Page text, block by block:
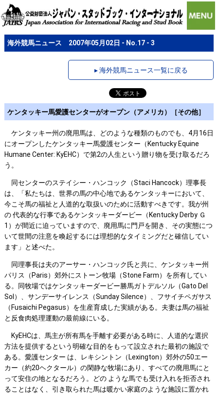
海外競馬ニュース 2007年05月02日 - No.17 - 3
▸ 海外競馬ニュース一覧に戻る
ケンタッキー馬愛護センターがオープン（アメリカ）［その他］
ケンタッキー州の廃用馬は、どのような種類のものでも、4月16日
にオープンしたケンタッキー馬愛護センター（Kentucky Equine
Humane Center: KyEHC）で第2の人生という贈り物を受け取るだろ
う。
同センターのステイシー・ハンコック（Staci Hancock）理事長
は、「私たちは、世界の馬の中心地であるケンタッキーにおいて、
今こそ馬の福祉と人道的な取扱いのために活動すべきです。我が州
の 代表的な行事であるケンタッキーダービー（Kentucky Derby Ｇ
1）が間近に迫っていますので、廃用馬に門戸を開き、その実態につ
いて世間の注意を喚起するには理想的なタイミングだと確信してい
ます」と述べた。
同理事長は夫のアーサー・ハンコック氏と共に、ケンタッキー州
パリス（Paris）郊外にストーン牧場（Stone Farm）を所有してい
る。同牧場ではケンタッキーダービー勝馬ガトデルソル（Gato Del
Sol）、サンデーサイレンス（Sunday Silence）、フサイチペガサス
（Fusaichi Pegasus）を生産育成した実績がある。夫妻は馬の福祉
と反食肉処理運動の最前線にいる。
KyEHCは、馬主が所有馬を手離す必要がある時に、人道的な選択
方法を提供するという明確な目的をもって設立された最初の施設で
ある。愛護センター は、レキシントン（Lexington）郊外の50エー
カー（約20ヘクタール）の閑静な牧場にあり、すべての廃用馬にと
って安住の地となるだろう。どの ような馬でも受け入れを拒否され
ることはなく、引き取られた馬は暖かい家庭のような施設に置かれ